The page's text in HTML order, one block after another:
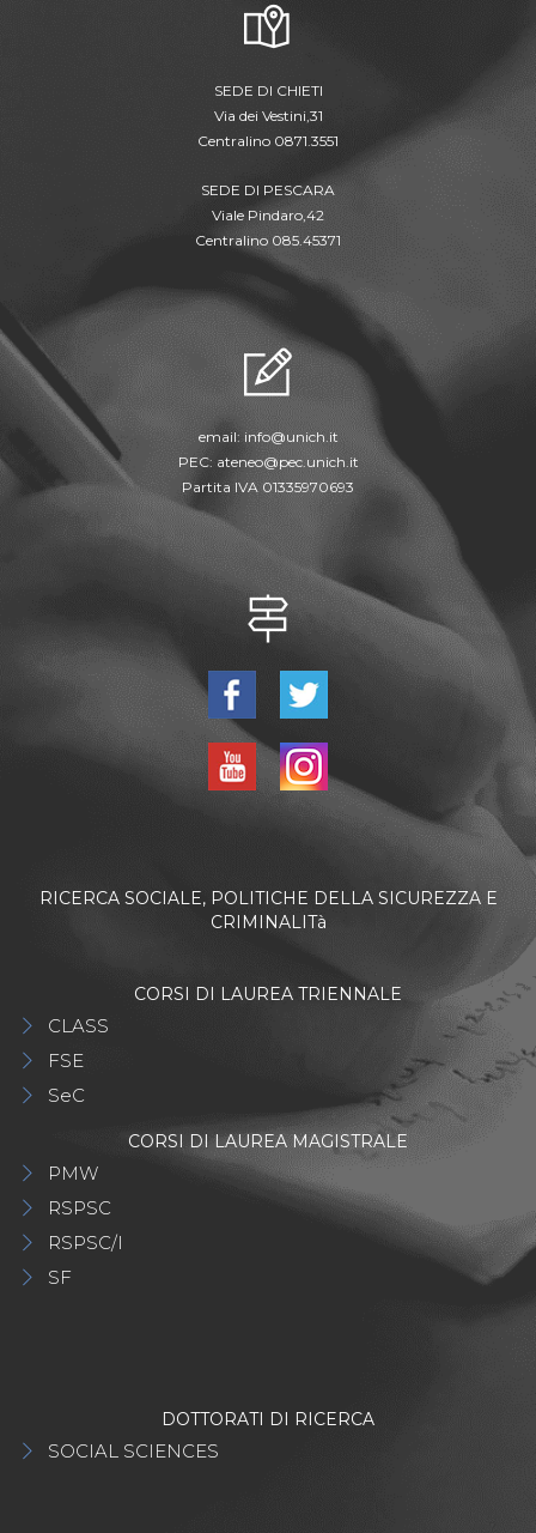
SEDE DI CHIETI
Via dei Vestini,31
Centralino 0871.3551
SEDE DI PESCARA
Viale Pindaro,42
Centralino 085.45371
email: info@unich.it
PEC: ateneo@pec.unich.it
Partita IVA 01335970693
RICERCA SOCIALE, POLITICHE DELLA SICUREZZA E
CRIMINALITà
CORSI DI LAUREA TRIENNALE
CLASS
FSE
SeC
CORSI DI LAUREA MAGISTRALE
PMW
RSPSC
RSPSC/I
SF
DOTTORATI DI RICERCA
SOCIAL SCIENCES